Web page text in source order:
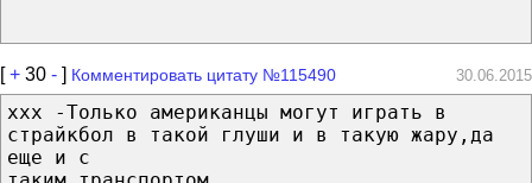
[+ 30 - ] Комментировать цитату №115490 30.06.2015
xxx -Только американцы могут играть в
страйкбол в такой глуши и в такую жару,да
еще и с